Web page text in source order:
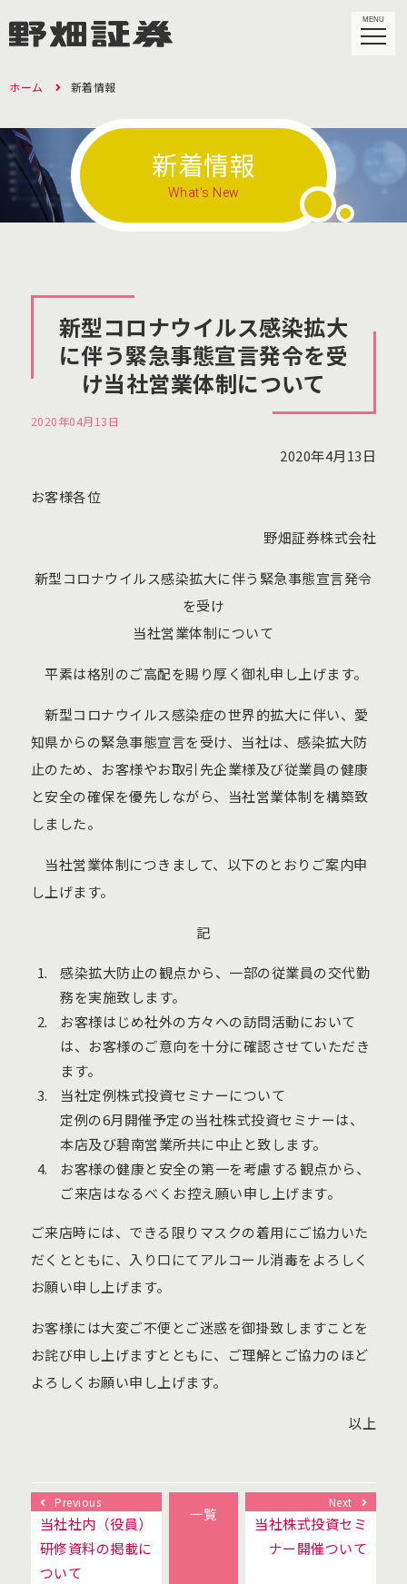
MENU
ホーム 新着情報
新着情報
What's New
新型コロナウイルス感染拡大
に伴う緊急事態宣言発令を受
け当社営業体制について
2020年04月13日
2020年4月13日
お客様各位
野畑証券株式会社
新型コロナウイルス感染拡大に伴う緊急事態宣言発令
を受け
当社営業体制について
平素は格別のご高配を賜り厚く御礼申し上げます。
新型コロナウイルス感染症の世界的拡大に伴い、愛
知県からの緊急事態宣言を受け、当社は、感染拡大防
止のため、お客様やお取引先企業様及び従業員の健康
と安全の確保を優先しながら、当社営業体制を構築致
しました。
当社営業体制につきまして、以下のとおりご案内申
し上げます。
記
感染拡大防止の観点から、一部の従業員の交代勤
務を実施致します。
お客様はじめ社外の方々への訪問活動において
は、お客様のご意向を十分に確認させていただき
ます。
当社定例株式投資セミナーについて
定例の6月開催予定の当社株式投資セミナーは、
本店及び碧南営業所共に中止と致します。
お客様の健康と安全の第一を考慮する観点から、
ご来店はなるべくお控え願い申し上げます。
ご来店時には、できる限りマスクの着用にご協力いた
だくとともに、入り口にてアルコール消毒をよろしく
お願い申し上げます。
お客様には大変ご不便とご迷惑を御掛致しますことを
お詫び申し上げますとともに、ご理解とご協力のほど
よろしくお願い申し上げます。
以上
Previous
当社社内（役員）
研修資料の掲載に
ついて
一覧
Next
当社株式投資セミ
ナー開催ついて